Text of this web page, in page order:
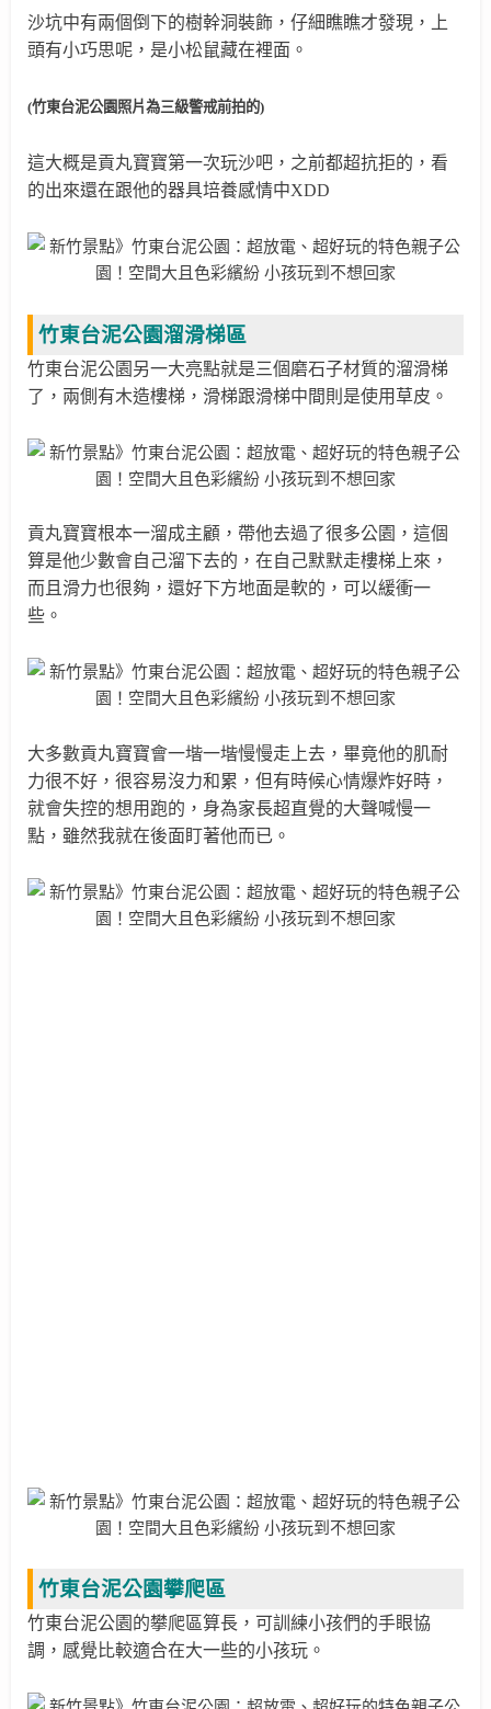
沙坑中有兩個倒下的樹幹洞裝飾，仔細瞧瞧才發現，上
頭有小巧思呢，是小松鼠藏在裡面。
(竹東台泥公園照片為三級警戒前拍的)
這大概是貢丸寶寶第一次玩沙吧，之前都超抗拒的，看
的出來還在跟他的器具培養感情中XDD
竹東台泥公園溜滑梯區
竹東台泥公園另一大亮點就是三個磨石子材質的溜滑梯
了，兩側有木造樓梯，滑梯跟滑梯中間則是使用草皮。
貢丸寶寶根本一溜成主顧，帶他去過了很多公園，這個
算是他少數會自己溜下去的，在自己默默走樓梯上來，
而且滑力也很夠，還好下方地面是軟的，可以緩衝一
些。
大多數貢丸寶寶會一堦一堦慢慢走上去，畢竟他的肌耐
力很不好，很容易沒力和累，但有時候心情爆炸好時，
就會失控的想用跑的，身為家長超直覺的大聲喊慢一
點 ，雖然我就在後面盯著他而已。
竹東台泥公園攀爬區
竹東台泥公園的攀爬區算長，可訓練小孩們的手眼協
調，感覺比較適合在大一些的小孩玩。